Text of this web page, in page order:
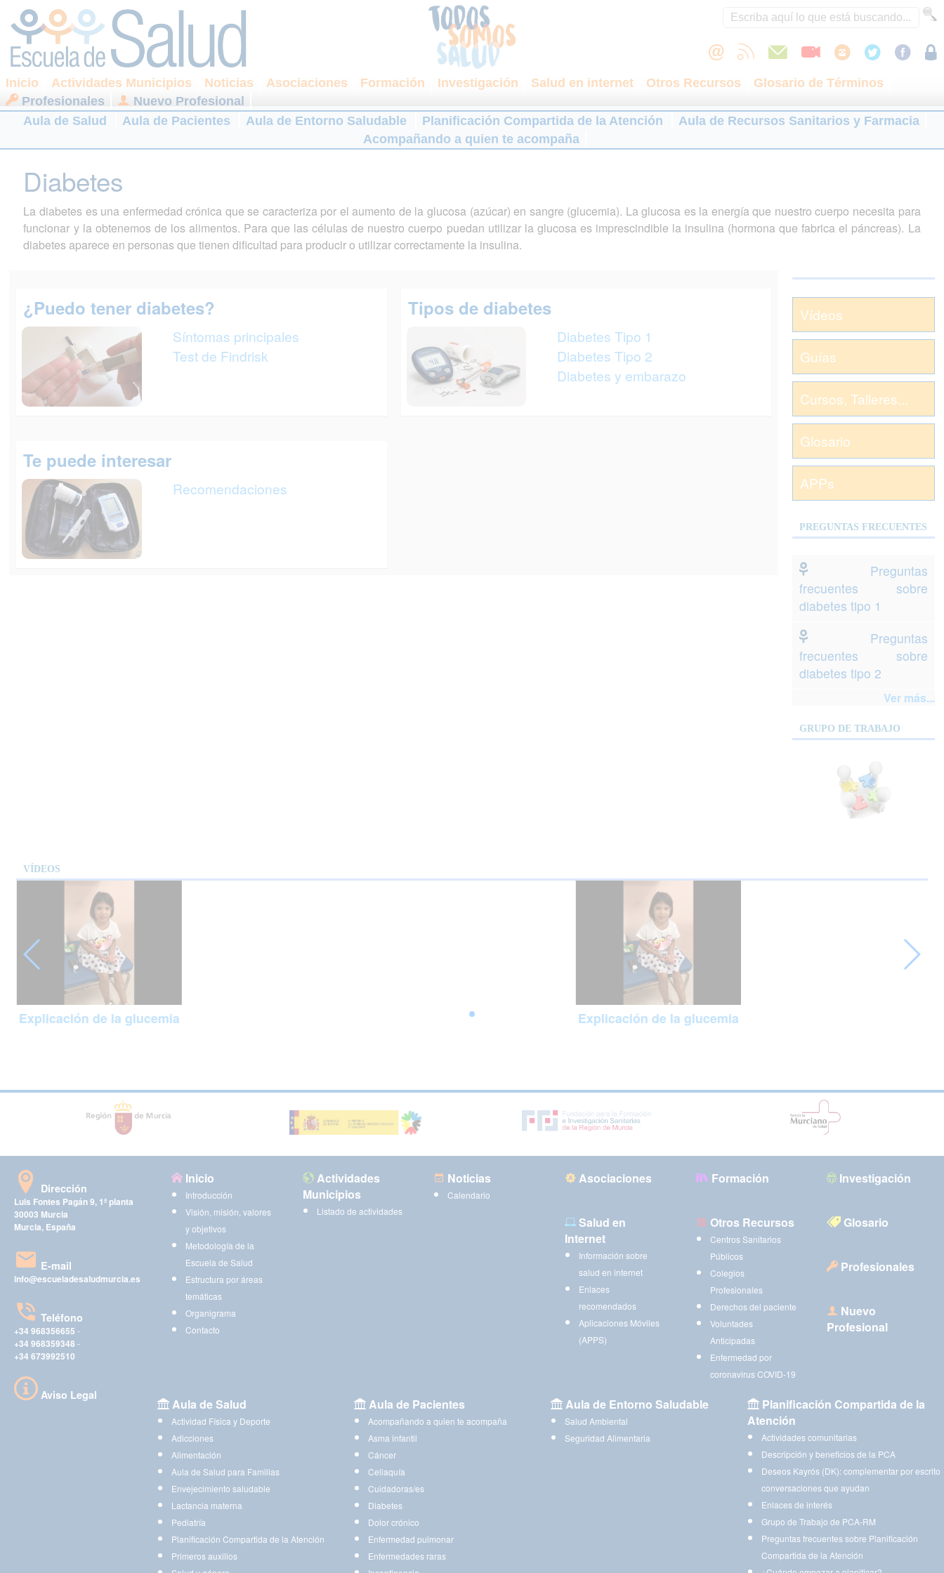
Inicio Actividades Municipios Noticias Asociaciones Formación Investigación Salud en internet Otros Recursos
Glosario de Términos
Profesionales
Nuevo Profesional
Aula de Salud
Aula de Pacientes Aula de Entorno Saludable Planificación Compartida de la Atención
Aula de Recursos Sanitarios y Farmacia
Acompañando a quien te acompaña
Diabetes
La diabetes es una enfermedad crónica que se caracteriza por el aumento de la glucosa (azúcar) en sangre (glucemia). La glucosa es la energía que nuestro cuerpo necesita para
funcionar y la obtenemos de los alimentos. Para que las células de nuestro cuerpo puedan utilizar la glucosa es imprescindible la insulina (hormona que fabrica el páncreas). La
diabetes aparece en personas que tienen dificultad para producir o utilizar correctamente la insulina.
¿Puedo tener diabetes?
Síntomas principales
Test de Findrisk
Tipos de diabetes
Diabetes Tipo 1
Diabetes Tipo 2
Diabetes y embarazo
Te puede interesar
Recomendaciones
Vídeos
Guías
Cursos, Talleres...
Glosario
APPs
PREGUNTAS FRECUENTES
Preguntas
frecuentes sobre
diabetes tipo 1
Preguntas
frecuentes sobre
diabetes tipo 2
Ver más...
GRUPO DE TRABAJO
VÍDEOS
Explicación de la glucemia Explicación de la glucemia
Dirección
Luis Fontes Pagán 9, 1ª planta
30003 Murcia
Murcia, España
E-mail
info@escueladesaludmurcia.es
Teléfono
+34 968356655 -
+34 968359348 -
+34 673992510
Aviso Legal
Inicio
Introducción
Visión, misión, valores
y objetivos
Metodología de la
Escuela de Salud
Estructura por áreas
temáticas
Organigrama
Contacto
Actividades
Municipios
Listado de actividades
Noticias
Calendario
Asociaciones Formación Investigación
Salud en
Internet
Información sobre
salud en internet
Enlaces
recomendados
Aplicaciones Móviles
(APPS)
Otros Recursos
Centros Sanitarios
Públicos
Colegios
Profesionales
Derechos del paciente
Voluntades
Anticipadas
Enfermedad por
coronavirus COVID-19
Glosario
Profesionales
Nuevo
Profesional
Aula de Salud
Actividad Física y Deporte
Adicciones
Alimentación
Aula de Salud para Familias
Envejecimiento saludable
Lactancia materna
Pediatría
Planificación Compartida de la Atención
Primeros auxilios
Aula de Pacientes
Acompañando a quien te acompaña
Asma infantil
Cáncer
Celiaquía
Cuidadoras/es
Diabetes
Dolor crónico
Enfermedad pulmonar
Enfermedades raras
Aula de Entorno Saludable
Salud Ambiental
Seguridad Alimentaria
Planificación Compartida de la
Atención
Actividades comunitarias
Descripción y beneficios de la PCA
Deseos Kayrós (DK): complementar por escrito
conversaciones que ayudan
Enlaces de interés
Grupo de Trabajo de PCA-RM
Preguntas frecuentes sobre Planificación
Compartida de la Atención